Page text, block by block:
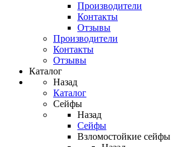
Производители
Контакты
Отзывы
Производители
Контакты
Отзывы
Каталог
Назад
Каталог
Сейфы
Назад
Сейфы
Взломостойкие сейфы